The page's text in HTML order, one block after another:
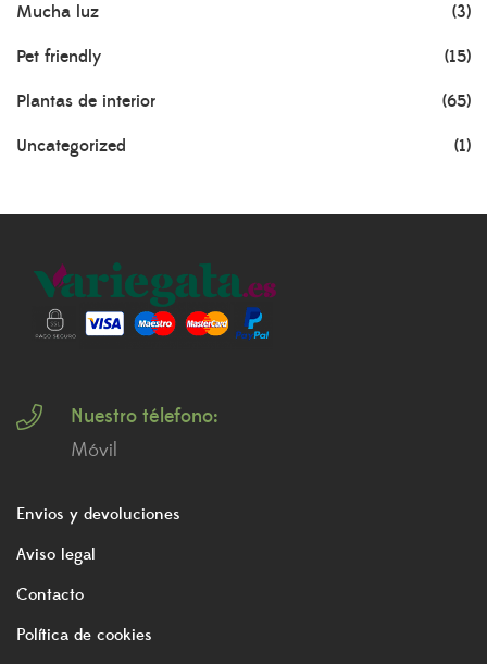
Mucha luz (3)
Pet friendly (15)
Plantas de interior (65)
Uncategorized (1)
Nuestro télefono:
Móvil
Envios y devoluciones
Aviso legal
Contacto
Política de cookies